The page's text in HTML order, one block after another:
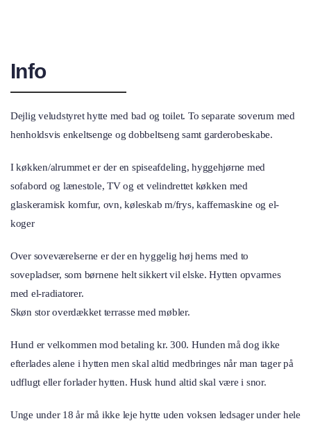
Info
Dejlig veludstyret hytte med bad og toilet. To separate soverum med
henholdsvis enkeltsenge og dobbeltseng samt garderobeskabe.
I køkken/alrummet er der en spiseafdeling, hyggehjørne med
sofabord og lænestole, TV og et velindrettet køkken med
glaskeramisk komfur, ovn, køleskab m/frys, kaffemaskine og el-
koger
Over soveværelserne er der en hyggelig høj hems med to
sovepladser, som børnene helt sikkert vil elske. Hytten opvarmes
med el-radiatorer.
Skøn stor overdækket terrasse med møbler.
Hund er velkommen mod betaling kr. 300. Hunden må dog ikke
efterlades alene i hytten men skal altid medbringes når man tager på
udflugt eller forlader hytten. Husk hund altid skal være i snor.
Unge under 18 år må ikke leje hytte uden voksen ledsager under hele